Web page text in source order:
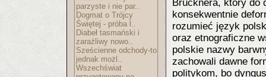
parzyste i nie par..
Dogmat o Trójcy
Świętej - próba l..
Diabeł tasmański i
zaraźliwy nowo..
Sześcienne odchody-to
jednak możl..
Wszechświat
Brücknera, który do
konsekwentnie
rozumieć język
oraz etnograficzne
polskie nazwy
zachowali dawne
politykom, bo